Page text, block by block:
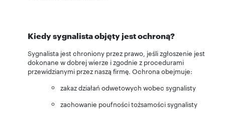
Kiedy sygnalista objęty jest ochroną?
Sygnalista jest chroniony przez prawo, jeśli zgłoszenie jest
dokonane w dobrej wierze i zgodnie z procedurami
przewidzianymi przez naszą firmę. Ochrona obejmuje:
zakaz działań odwetowych wobec sygnalisty
zachowanie poufności tożsamości sygnalisty